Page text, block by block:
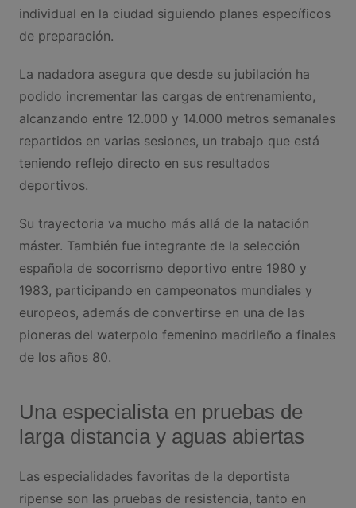
individual en la ciudad siguiendo planes específicos
de preparación.
La nadadora asegura que desde su jubilación ha
podido incrementar las cargas de entrenamiento,
alcanzando entre 12.000 y 14.000 metros semanales
repartidos en varias sesiones, un trabajo que está
teniendo reflejo directo en sus resultados
deportivos.
Su trayectoria va mucho más allá de la natación
máster. También fue integrante de la selección
española de socorrismo deportivo entre 1980 y
1983, participando en campeonatos mundiales y
europeos, además de convertirse en una de las
pioneras del waterpolo femenino madrileño a finales
de los años 80.
Una especialista en pruebas de
larga distancia y aguas abiertas
Las especialidades favoritas de la deportista
ripense son las pruebas de resistencia, tanto en